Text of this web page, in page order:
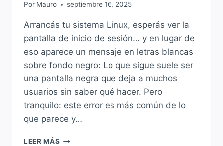
Por Mauro septiembre 16, 2025
Arrancás tu sistema Linux, esperás ver la
pantalla de inicio de sesión… y en lugar de
eso aparece un mensaje en letras blancas
sobre fondo negro: Lo que sigue suele ser
una pantalla negra que deja a muchos
usuarios sin saber qué hacer. Pero
tranquilo: este error es más común de lo
que parece y…
LEER MÁS SOLUCIÓN